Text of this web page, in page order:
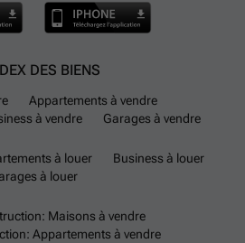
DES BIENS
Appartements à vendre
à vendre Garages à vendre
à louer
Business à louer
à louer
Maisons à vendre
Appartements à vendre